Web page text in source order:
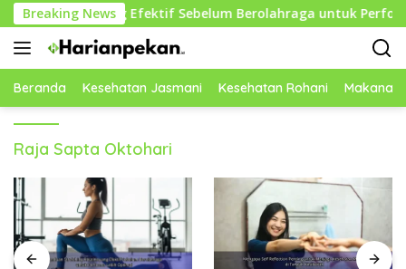
Langsung
ke
konten
Breaking News
yang Efektif Sebelum Berolahraga untuk Performa
Beranda Kesehatan Jasmani Kesehatan Rohani Makanan
Raja Sapta Oktohari